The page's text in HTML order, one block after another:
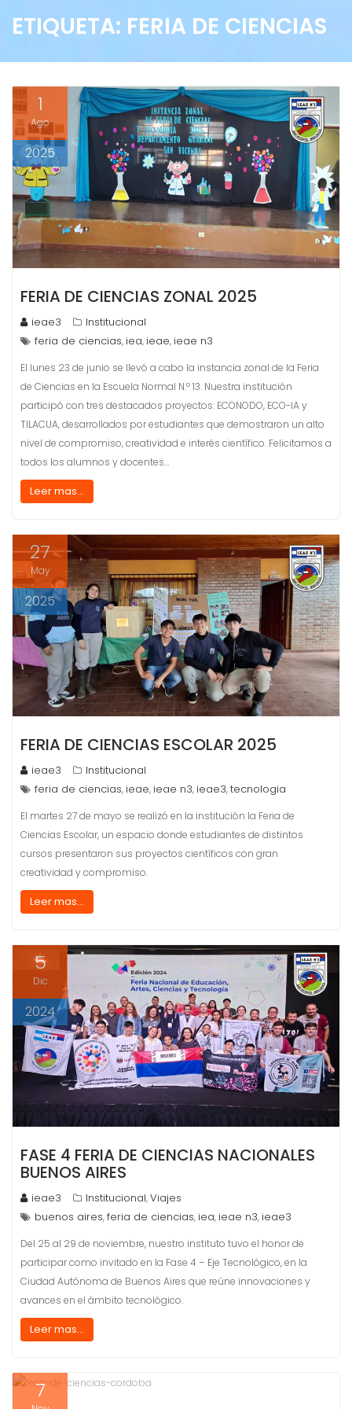
ETIQUETA: FERIA DE CIENCIAS
1
Ago
2025
FERIA DE CIENCIAS ZONAL 2025
ieae3
Institucional
feria de ciencias, iea, ieae, ieae n3
El lunes 23 de junio se llevó a cabo la instancia zonal de la Feria
de Ciencias en la Escuela Normal N.º 13. Nuestra institución
participó con tres destacados proyectos: ECONODO, ECO-IA y
TILACUA, desarrollados por estudiantes que demostraron un alto
nivel de compromiso, creatividad e interés científico. Felicitamos a
todos los alumnos y docentes…
Leer mas...
27
May
2025
FERIA DE CIENCIAS ESCOLAR 2025
ieae3
Institucional
feria de ciencias, ieae, ieae n3, ieae3,tecnologia
El martes 27 de mayo se realizó en la institución la Feria de
Ciencias Escolar, un espacio donde estudiantes de distintos
cursos presentaron sus proyectos científicos con gran
creatividad y compromiso.
Leer mas...
5
Dic
2024
FASE 4 FERIA DE CIENCIAS NACIONALES
BUENOS AIRES
ieae3 Institucional,Viajes
buenos aires,feria de ciencias, iea, ieae n3, ieae3
Del 25 al 29 de noviembre, nuestro instituto tuvo el honor de
participar como invitado en la Fase 4 – Eje Tecnológico, en la
Ciudad Autónoma de Buenos Aires que reúne innovaciones y
avances en el ámbito tecnológico.
Leer mas...
7